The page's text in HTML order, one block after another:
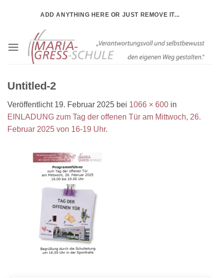
ADD ANYTHING HERE OR JUST REMOVE IT...
Untitled-2
Veröffentlicht 19. Februar 2025 bei 1066 × 600 in
EINLADUNG zum Tag der offenen Tür am Mittwoch, 26.
Februar 2025 von 16-19 Uhr.